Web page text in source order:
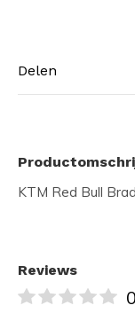
Delen
KTM Red Bull
Reviews
0